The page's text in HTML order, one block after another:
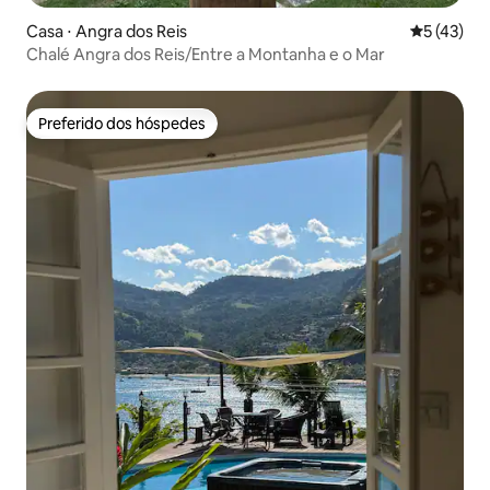
Casa ⋅ Angra dos Reis 5 de uma
5 (43)
Chalé Angra dos Reis/Entre a Montanha e o Mar
Preferido dos hóspedes
Preferido dos hóspedes